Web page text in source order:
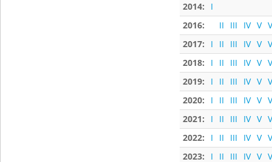
2014:
I
2016:
II III IV V
2017:
I II III IV V
2018:
I II III IV V
2019:
I II III IV V
2020:
I II III IV V
2021:
I II III IV V
2022:
I II III IV V
2023:
I II III IV V